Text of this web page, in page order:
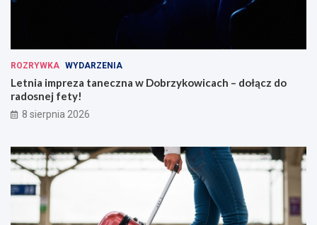
ROZRYWKA WYDARZENIA
Letnia impreza taneczna w Dobrzykowicach – dołącz do
radosnej fety!
8 sierpnia 2026